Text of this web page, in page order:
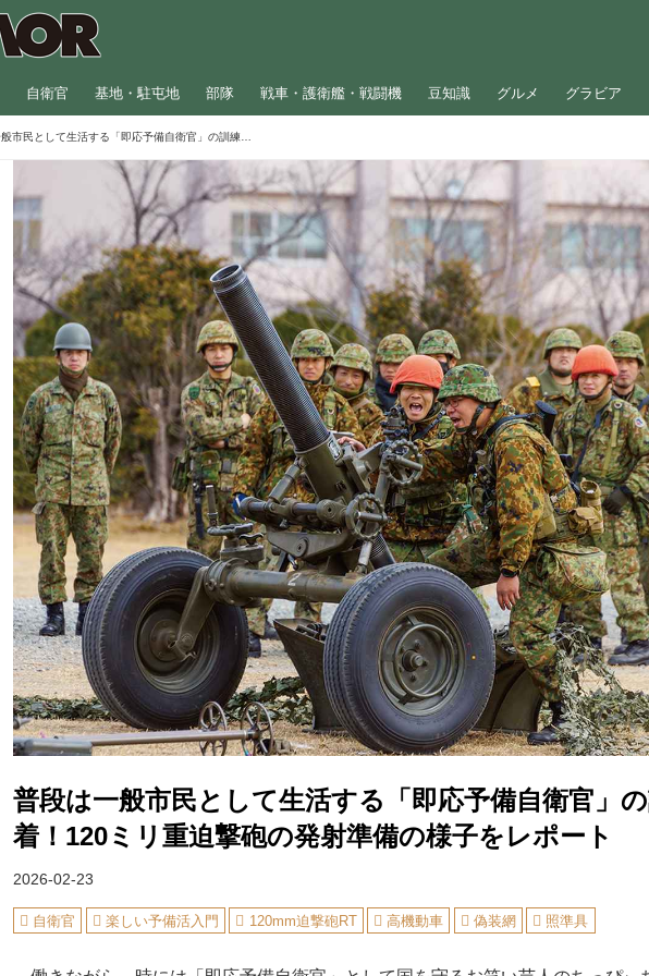
自衛官 基地・駐屯地 部隊 戦車・護衛艦・戦闘機 豆知識 グルメ グラビア
普段は一般市民として生活する「即応予備自衛官」の訓練に密着！120ミリ重迫撃砲の発射準備の様子をレポート
普段は一般市民として生活する「即応予備自衛官」
着！120ミリ重迫撃砲の発射準備の様子をレポート
2026-02-23
自衛官 楽しい予備活入門 120mm迫撃砲RT 高機動車 偽装網 照準具